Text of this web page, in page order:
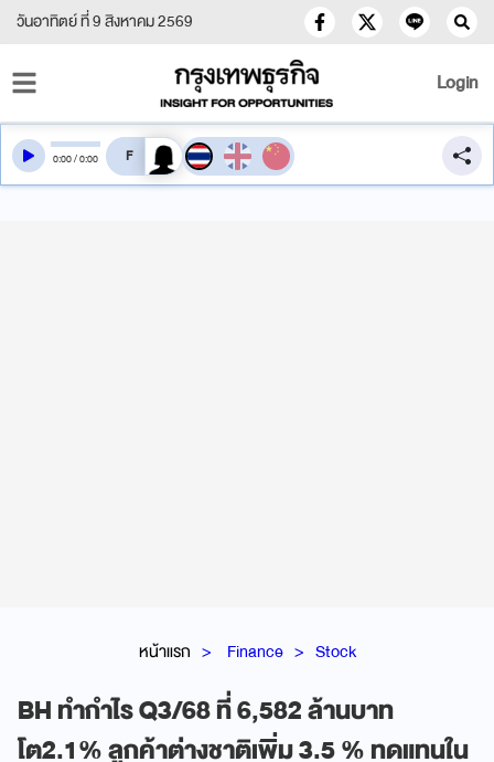
วันอาทิตย์ ที่ 9 สิงหาคม 2569
Login
หน้าแรก Finance Stock
BH ทำกำไร Q3/68 ที่ 6,582 ล้านบาท
โต2.1% ลูกค้าต่างชาติเพิ่ม 3.5 % ทดแทนใน
0:00/0:00 สลับเสียงอ่าน